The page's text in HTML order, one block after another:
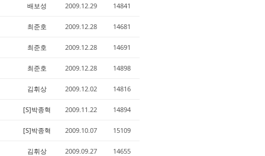
배보성 2009.12.29 14841
최준호 2009.12.28 14681
최준호 2009.12.28 14691
최준호 2009.12.28 14898
김휘상 2009.12.02 14816
[S]박종혁 2009.11.22 14894
[S]박종혁 2009.10.07 15109
김휘상 2009.09.27 14655